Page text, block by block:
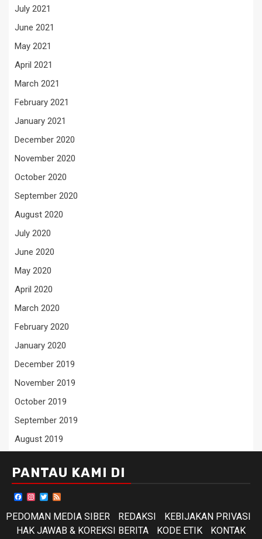
July 2021
June 2021
May 2021
April 2021
March 2021
February 2021
January 2021
December 2020
November 2020
October 2020
September 2020
August 2020
July 2020
June 2020
May 2020
April 2020
March 2020
February 2020
January 2020
December 2019
November 2019
October 2019
September 2019
August 2019
PANTAU KAMI DI
Facebook
Instagram
Twitter
PEDOMAN MEDIA SIBER
REDAKSI
KEBIJAKAN PRIVASI
HAK JAWAB & KOREKSI BERITA
KODE ETIK KONTAK